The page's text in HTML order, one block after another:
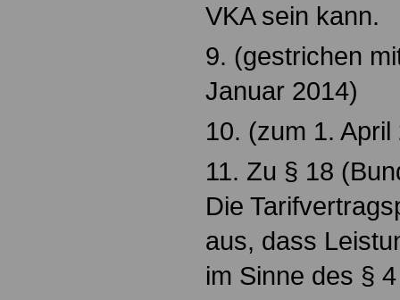
VKA sein kann.
9. (gestrichen
Januar 2014)
10. (zum 1.
11. Zu § 18
Die
aus, dass
im Sinne des §